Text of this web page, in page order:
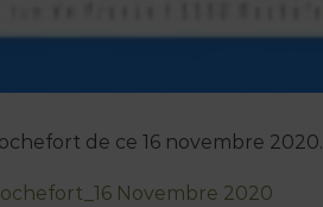
de ce 16 novembre 2020.
Novembre 2020